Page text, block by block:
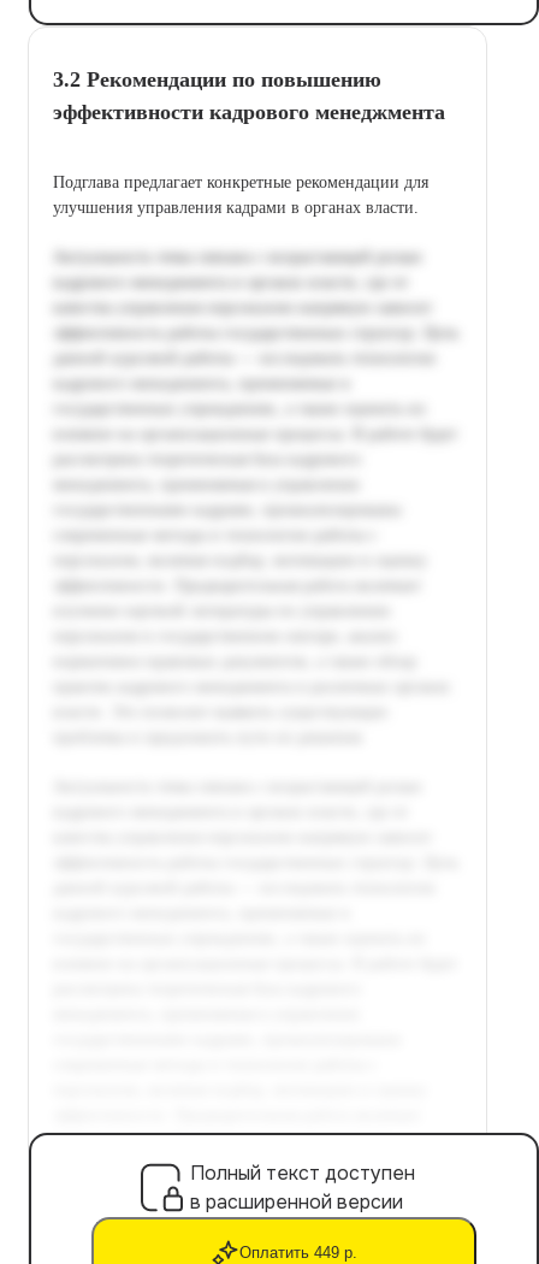
3.2 Рекомендации по повышению
эффективности кадрового менеджмента
Подглавa предлагает конкретные рекомендации для
улучшения управления кадрами в органах власти.
Полный текст доступен
в расширенной версии
Оплатить 449 р.